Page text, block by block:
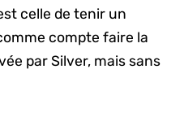
celle de tenir un
compte faire la
par Silver, mais sans